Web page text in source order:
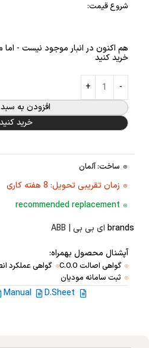
شروع قیمت:
هم اکنون در انبار موجود نیست -
خرید کنید
افزودن به
خرید کنید
ساخت: آلمان
زمان تقریبی تحویل: 8 هفته کاری
recommended replacement
brands ای بی بی | ABB
آپشنال محصول بهمراه:
گواهی اصالت C.O.O گواهی عملکرد
ثبت سامانه مودیان
D.Sheet
Manual